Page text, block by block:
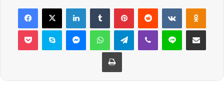
Facebook
X LinkedInTumblr PinterestReddit VKontakte
Pocket Skype MessengerWhatsAppTelegramViber Line E-Posta ile
Yazdır